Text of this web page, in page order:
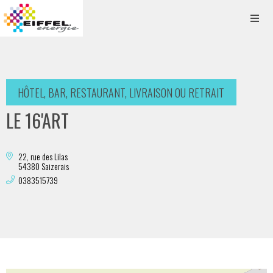
HÔTEL, BAR, RESTAURANT, LIVRAISON OU RETRAIT
LE 16'ART
22, rue des Lilas
54380 Saizerais
0383515739